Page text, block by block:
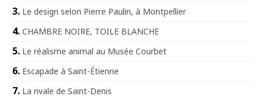
Le design selon Pierre Paulin, à Montpellier
CHAMBRE NOIRE, TOILE BLANCHE
Le réalisme animal au Musée Courbet
Escapade à Saint-Étienne
La rivale de Saint-Denis